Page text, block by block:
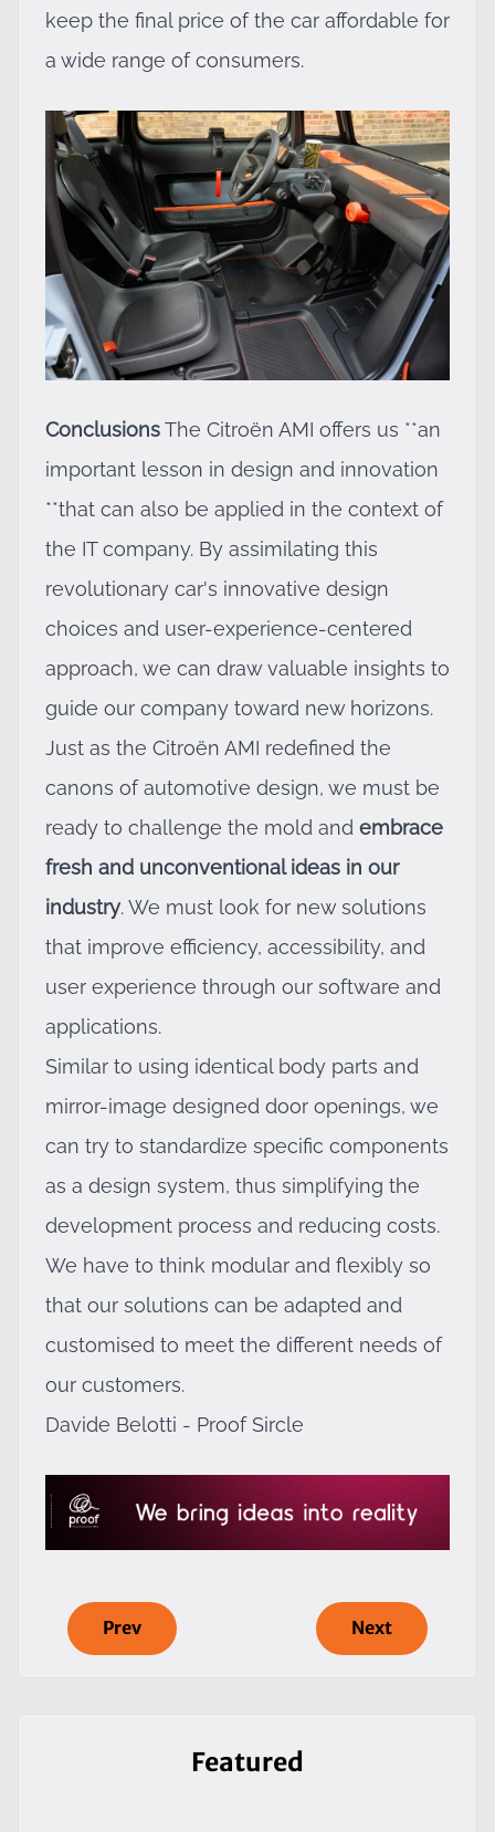
keep the final price of the car affordable for
a wide range of consumers.
ConclusionsThe Citroën AMI offers us **an
important lesson in design and innovation
**that can also be applied in the context of
the IT company. By assimilating this
revolutionary car's innovative design
choices and user-experience-centered
approach, we can draw valuable insights to
guide our company toward new horizons.
Just as the Citroën AMI redefined the
canons of automotive design, we must be
ready to challenge the mold and embrace
fresh and unconventional ideas in our
industry. We must look for new solutions
that improve efficiency, accessibility, and
user experience through our software and
applications.
Similar to using identical body parts and
mirror-image designed door openings, we
can try to standardize specific components
as a design system, thus simplifying the
development process and reducing costs.
We have to think modular and flexibly so
that our solutions can be adapted and
customised to meet the different needs of
our customers.
Davide Belotti - Proof Sircle
Prev Next
Featured